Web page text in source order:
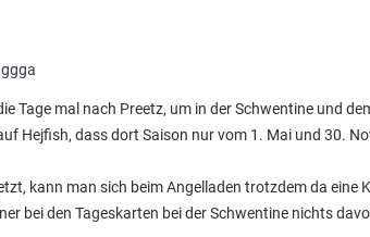
Tage mal nach Preetz, um in der Schwentine und
Hejfish, dass dort Saison nur vom 1. Mai und 30.
kann man sich beim Angelladen trotzdem da
bei den Tageskarten bei der Schwentine nichts